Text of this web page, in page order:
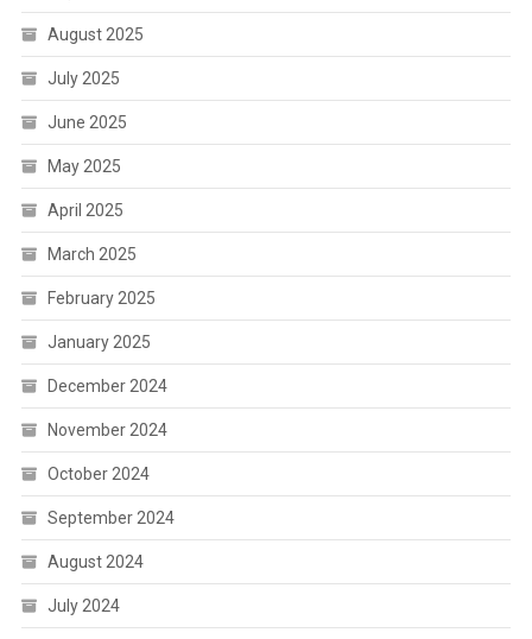
August 2025
July 2025
June 2025
May 2025
April 2025
March 2025
February 2025
January 2025
December 2024
November 2024
October 2024
September 2024
August 2024
July 2024